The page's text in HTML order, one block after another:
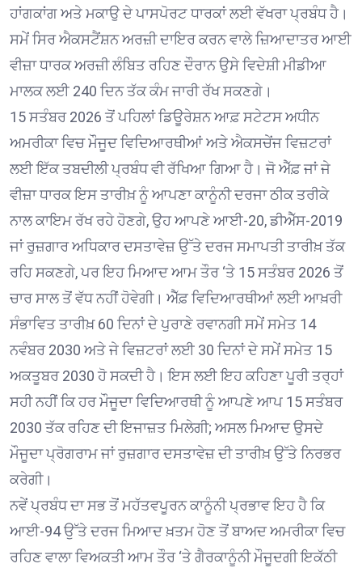
ਹਾਂਗਕਾਂਗ ਅਤੇ ਮਕਾਉ ਦੇ ਪਾਸਪੋਰਟ ਧਾਰਕਾਂ ਲਈ ਵੱਖਰਾ ਪ੍ਰਬੰਧ ਹੈ।
ਸਮੇਂ ਸਿਰ ਐਕਸਟੈਂਸ਼ਨ ਅਰਜ਼ੀ ਦਾਇਰ ਕਰਨ ਵਾਲੇ ਜ਼ਿਆਦਾਤਰ ਆਈ
ਵੀਜ਼ਾ ਧਾਰਕ ਅਰਜ਼ੀ ਲੰਬਿਤ ਰਹਿਣ ਦੌਰਾਨ ਉਸੇ ਵਿਦੇਸ਼ੀ ਮੀਡੀਆ
ਮਾਲਕ ਲਈ 240 ਦਿਨ ਤੱਕ ਕੰਮ ਜਾਰੀ ਰੱਖ ਸਕਣਗੇ।
15 ਸਤੰਬਰ 2026 ਤੋਂ ਪਹਿਲਾਂ ਡਿਊਰੇਸ਼ਨ ਆਫ਼ ਸਟੇਟਸ ਅਧੀਨ
ਅਮਰੀਕਾ ਵਿਚ ਮੌਜੂਦ ਵਿਦਿਆਰਥੀਆਂ ਅਤੇ ਐਕਸਚੇਂਜ ਵਿਜ਼ਟਰਾਂ
ਲਈ ਇੱਕ ਤਬਦੀਲੀ ਪ੍ਰਬੰਧ ਵੀ ਰੱਖਿਆ ਗਿਆ ਹੈ। ਜੋ ਐੱਫ਼ ਜਾਂ ਜੇ
ਵੀਜ਼ਾ ਧਾਰਕ ਇਸ ਤਾਰੀਖ਼ ਨੂੰ ਆਪਣਾ ਕਾਨੂੰਨੀ ਦਰਜਾ ਠੀਕ ਤਰੀਕੇ
ਨਾਲ ਕਾਇਮ ਰੱਖ ਰਹੇ ਹੋਣਗੇ, ਉਹ ਆਪਣੇ ਆਈ-20, ਡੀਐੱਸ-2019
ਜਾਂ ਰੁਜ਼ਗਾਰ ਅਧਿਕਾਰ ਦਸਤਾਵੇਜ਼ ਉੱਤੇ ਦਰਜ ਸਮਾਪਤੀ ਤਾਰੀਖ਼ ਤੱਕ
ਰਹਿ ਸਕਣਗੇ, ਪਰ ਇਹ ਮਿਆਦ ਆਮ ਤੌਰ ‘ਤੇ 15 ਸਤੰਬਰ 2026 ਤੋਂ
ਚਾਰ ਸਾਲ ਤੋਂ ਵੱਧ ਨਹੀਂ ਹੋਵੇਗੀ। ਐੱਫ਼ ਵਿਦਿਆਰਥੀਆਂ ਲਈ ਆਖ਼ਰੀ
ਸੰਭਾਵਿਤ ਤਾਰੀਖ਼ 60 ਦਿਨਾਂ ਦੇ ਪੁਰਾਣੇ ਰਵਾਨਗੀ ਸਮੇਂ ਸਮੇਤ 14
ਨਵੰਬਰ 2030 ਅਤੇ ਜੇ ਵਿਜ਼ਟਰਾਂ ਲਈ 30 ਦਿਨਾਂ ਦੇ ਸਮੇਂ ਸਮੇਤ 15
ਅਕਤੂਬਰ 2030 ਹੋ ਸਕਦੀ ਹੈ। ਇਸ ਲਈ ਇਹ ਕਹਿਣਾ ਪੂਰੀ ਤਰ੍ਹਾਂ
ਸਹੀ ਨਹੀਂ ਕਿ ਹਰ ਮੌਜੂਦਾ ਵਿਦਿਆਰਥੀ ਨੂੰ ਆਪਣੇ ਆਪ 15 ਸਤੰਬਰ
2030 ਤੱਕ ਰਹਿਣ ਦੀ ਇਜਾਜ਼ਤ ਮਿਲੇਗੀ; ਅਸਲ ਮਿਆਦ ਉਸਦੇ
ਮੌਜੂਦਾ ਪ੍ਰੋਗਰਾਮ ਜਾਂ ਰੁਜ਼ਗਾਰ ਦਸਤਾਵੇਜ਼ ਦੀ ਤਾਰੀਖ਼ ਉੱਤੇ ਨਿਰਭਰ
ਕਰੇਗੀ।
ਨਵੇਂ ਪ੍ਰਬੰਧ ਦਾ ਸਭ ਤੋਂ ਮਹੱਤਵਪੂਰਨ ਕਾਨੂੰਨੀ ਪ੍ਰਭਾਵ ਇਹ ਹੈ ਕਿ
ਆਈ-94 ਉੱਤੇ ਦਰਜ ਮਿਆਦ ਖ਼ਤਮ ਹੋਣ ਤੋਂ ਬਾਅਦ ਅਮਰੀਕਾ ਵਿਚ
ਰਹਿਣ ਵਾਲਾ ਵਿਅਕਤੀ ਆਮ ਤੌਰ ‘ਤੇ ਗੈਰਕਾਨੂੰਨੀ ਮੌਜੂਦਗੀ ਇਕੱਠੀ